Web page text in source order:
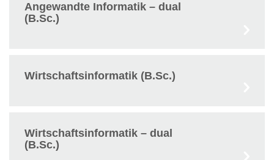
Angewandte Informatik – dual
(B.Sc.)
Wirtschaftsinformatik (B.Sc.)
Wirtschaftsinformatik – dual
(B.Sc.)